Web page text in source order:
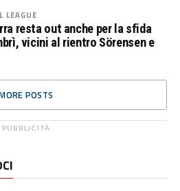
LEAGUE
resta out anche per la sfida
vicini al rientro Sörensen e
POSTS
PUBBLICITÀ